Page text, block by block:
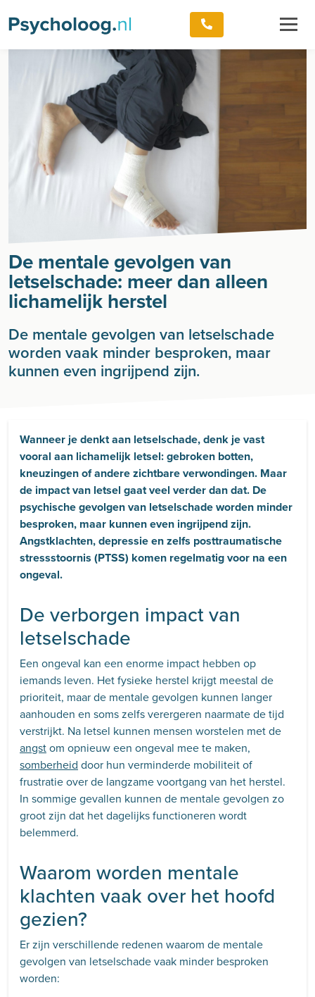
De mentale gevolgen van
letselschade: meer dan alleen
lichamelijk herstel
De mentale gevolgen van letselschade
worden vaak minder besproken, maar
kunnen even ingrijpend zijn.
Wanneer je denkt aan letselschade, denk je vast
vooral aan lichamelijk letsel: gebroken botten,
kneuzingen of andere zichtbare verwondingen. Maar
de impact van letsel gaat veel verder dan dat. De
psychische gevolgen van letselschade worden minder
besproken, maar kunnen even ingrijpend zijn.
Angstklachten, depressie en zelfs posttraumatische
stressstoornis (PTSS) komen regelmatig voor na een
ongeval.
De verborgen impact van
letselschade
Een ongeval kan een enorme impact hebben op
iemands leven. Het fysieke herstel krijgt meestal de
prioriteit, maar de mentale gevolgen kunnen langer
aanhouden en soms zelfs verergeren naarmate de tijd
verstrijkt. Na letsel kunnen mensen worstelen met de
angstom opnieuw een ongeval mee te maken,
somberheid door hun verminderde mobiliteit of
frustratie over de langzame voortgang van het herstel.
In sommige gevallen kunnen de mentale gevolgen zo
groot zijn dat het dagelijks functioneren wordt
belemmerd.
Waarom worden mentale
klachten vaak over het hoofd
gezien?
Er zijn verschillende redenen waarom de mentale
gevolgen van letselschade vaak minder besproken
worden: